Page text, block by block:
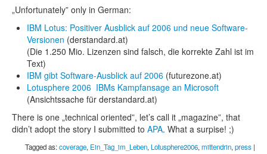
„Unfortunately” only in German:
IBM Lotus: Positiver Ausblick auf 2006 und neue Software-
Versionen (derstandard.at)
(Die 1.250 Mio. Lizenzen sind falsch, die korrekte Zahl ist im
Text)
IBM gibt Software-Ausblick auf 2006 (futurezone.at)
Lotusphere 2006  IBMs Kampfansage an Microsoft
(Ansichtssache für derstandard.at)
There is one „technical oriented”, let’s call it „magazine”, that
didn’t adopt the story I submitted to APA. What a surpise! ;)
Tagged as:coverage, Ein_Tag_im_Leben, Lotusphere2006,mittendrin,press |